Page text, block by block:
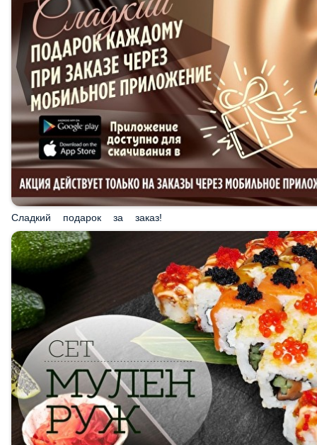
Сладкий подарок за заказ!
НОВИНКА! сет «МУЛЕН РУЖ»